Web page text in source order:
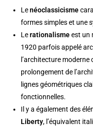
Lenéoclassicisme
formes simples et une
Lerationalismeest un
1920 parfois appelé
l’architecture moderne
prolongement de
lignes géométriques
fonctionnelles.
Il y a également des
Liberty, l’équivalent